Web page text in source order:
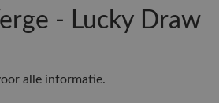
- Lucky Draw
alle informatie.